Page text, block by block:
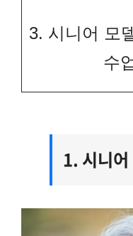
3. 시니어 모
수
1. 시니